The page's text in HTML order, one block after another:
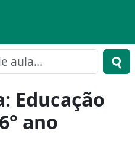
Educação
ano